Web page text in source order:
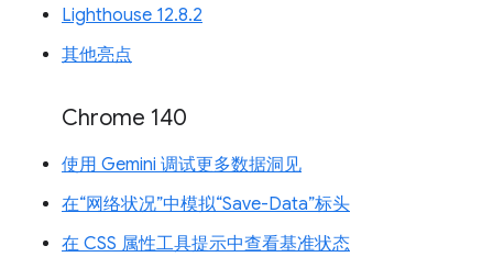
Lighthouse 12.8.2
其他亮点
Chrome 140
使用 Gemini 调试更多数据洞见
在“网络状况”中模拟“Save-Data”标头
在 CSS 属性工具提示中查看基准状态